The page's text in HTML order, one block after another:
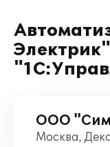
ООО
Москва,